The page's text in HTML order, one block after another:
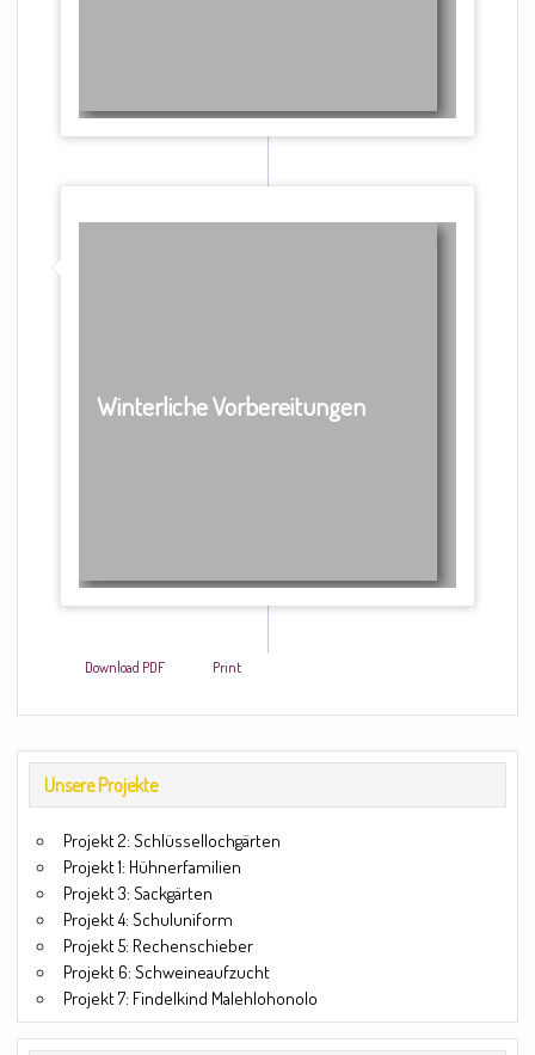
Winterliche Vorbereitungen
Download PDF Print
Unsere Projekte
Projekt 2: Schlüssellochgärten
Projekt 1: Hühnerfamilien
Projekt 3: Sackgärten
Projekt 4: Schuluniform
Projekt 5: Rechenschieber
Projekt 6: Schweineaufzucht
Projekt 7: Findelkind Malehlohonolo